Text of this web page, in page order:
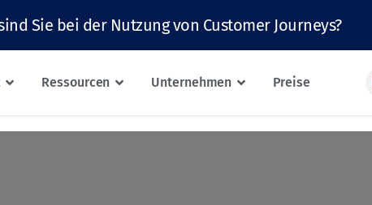
Sie bei der Nutzung von Customer Journeys?
Ressourcen Unternehmen Preise